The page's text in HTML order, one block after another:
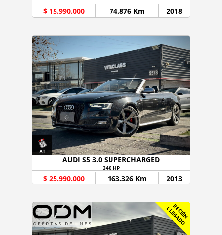
$ 15.990.000
74.876 Km 2018
AUDI S5 3.0 SUPERCHARGED
340 HP
$ 25.990.000 163.326 Km 2013
R
E
C
I
É
N
L
L
E
G
A
D
O